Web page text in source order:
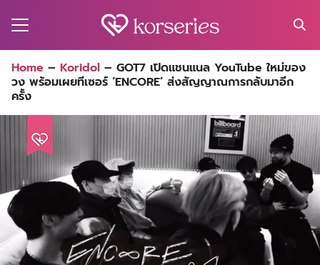
for:
Home – Koridol – GOT7 เปิดแชนแนล YouTube ใหม่ของ
วง พร้อมเผยทีเซอร์ ‘ENCORE’ ส่งสัญญาณการกลับมาอีก
ครั้ง